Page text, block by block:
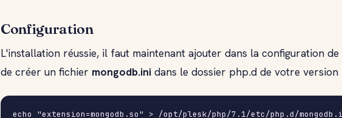
Configuration
L'installation réussie, il faut maintenant ajouter dans la configuration de
de créer un fichier mongodb.ini dans le dossier php.d de votre version